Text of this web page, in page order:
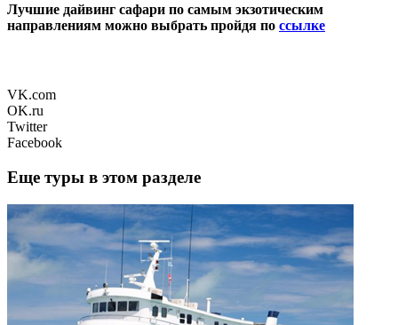
Лучшие дайвинг сафари по самым экзотическим
направлениям можно выбрать пройдя по ссылке
VK.com
OK.ru
Twitter
Facebook
Еще туры в этом разделе